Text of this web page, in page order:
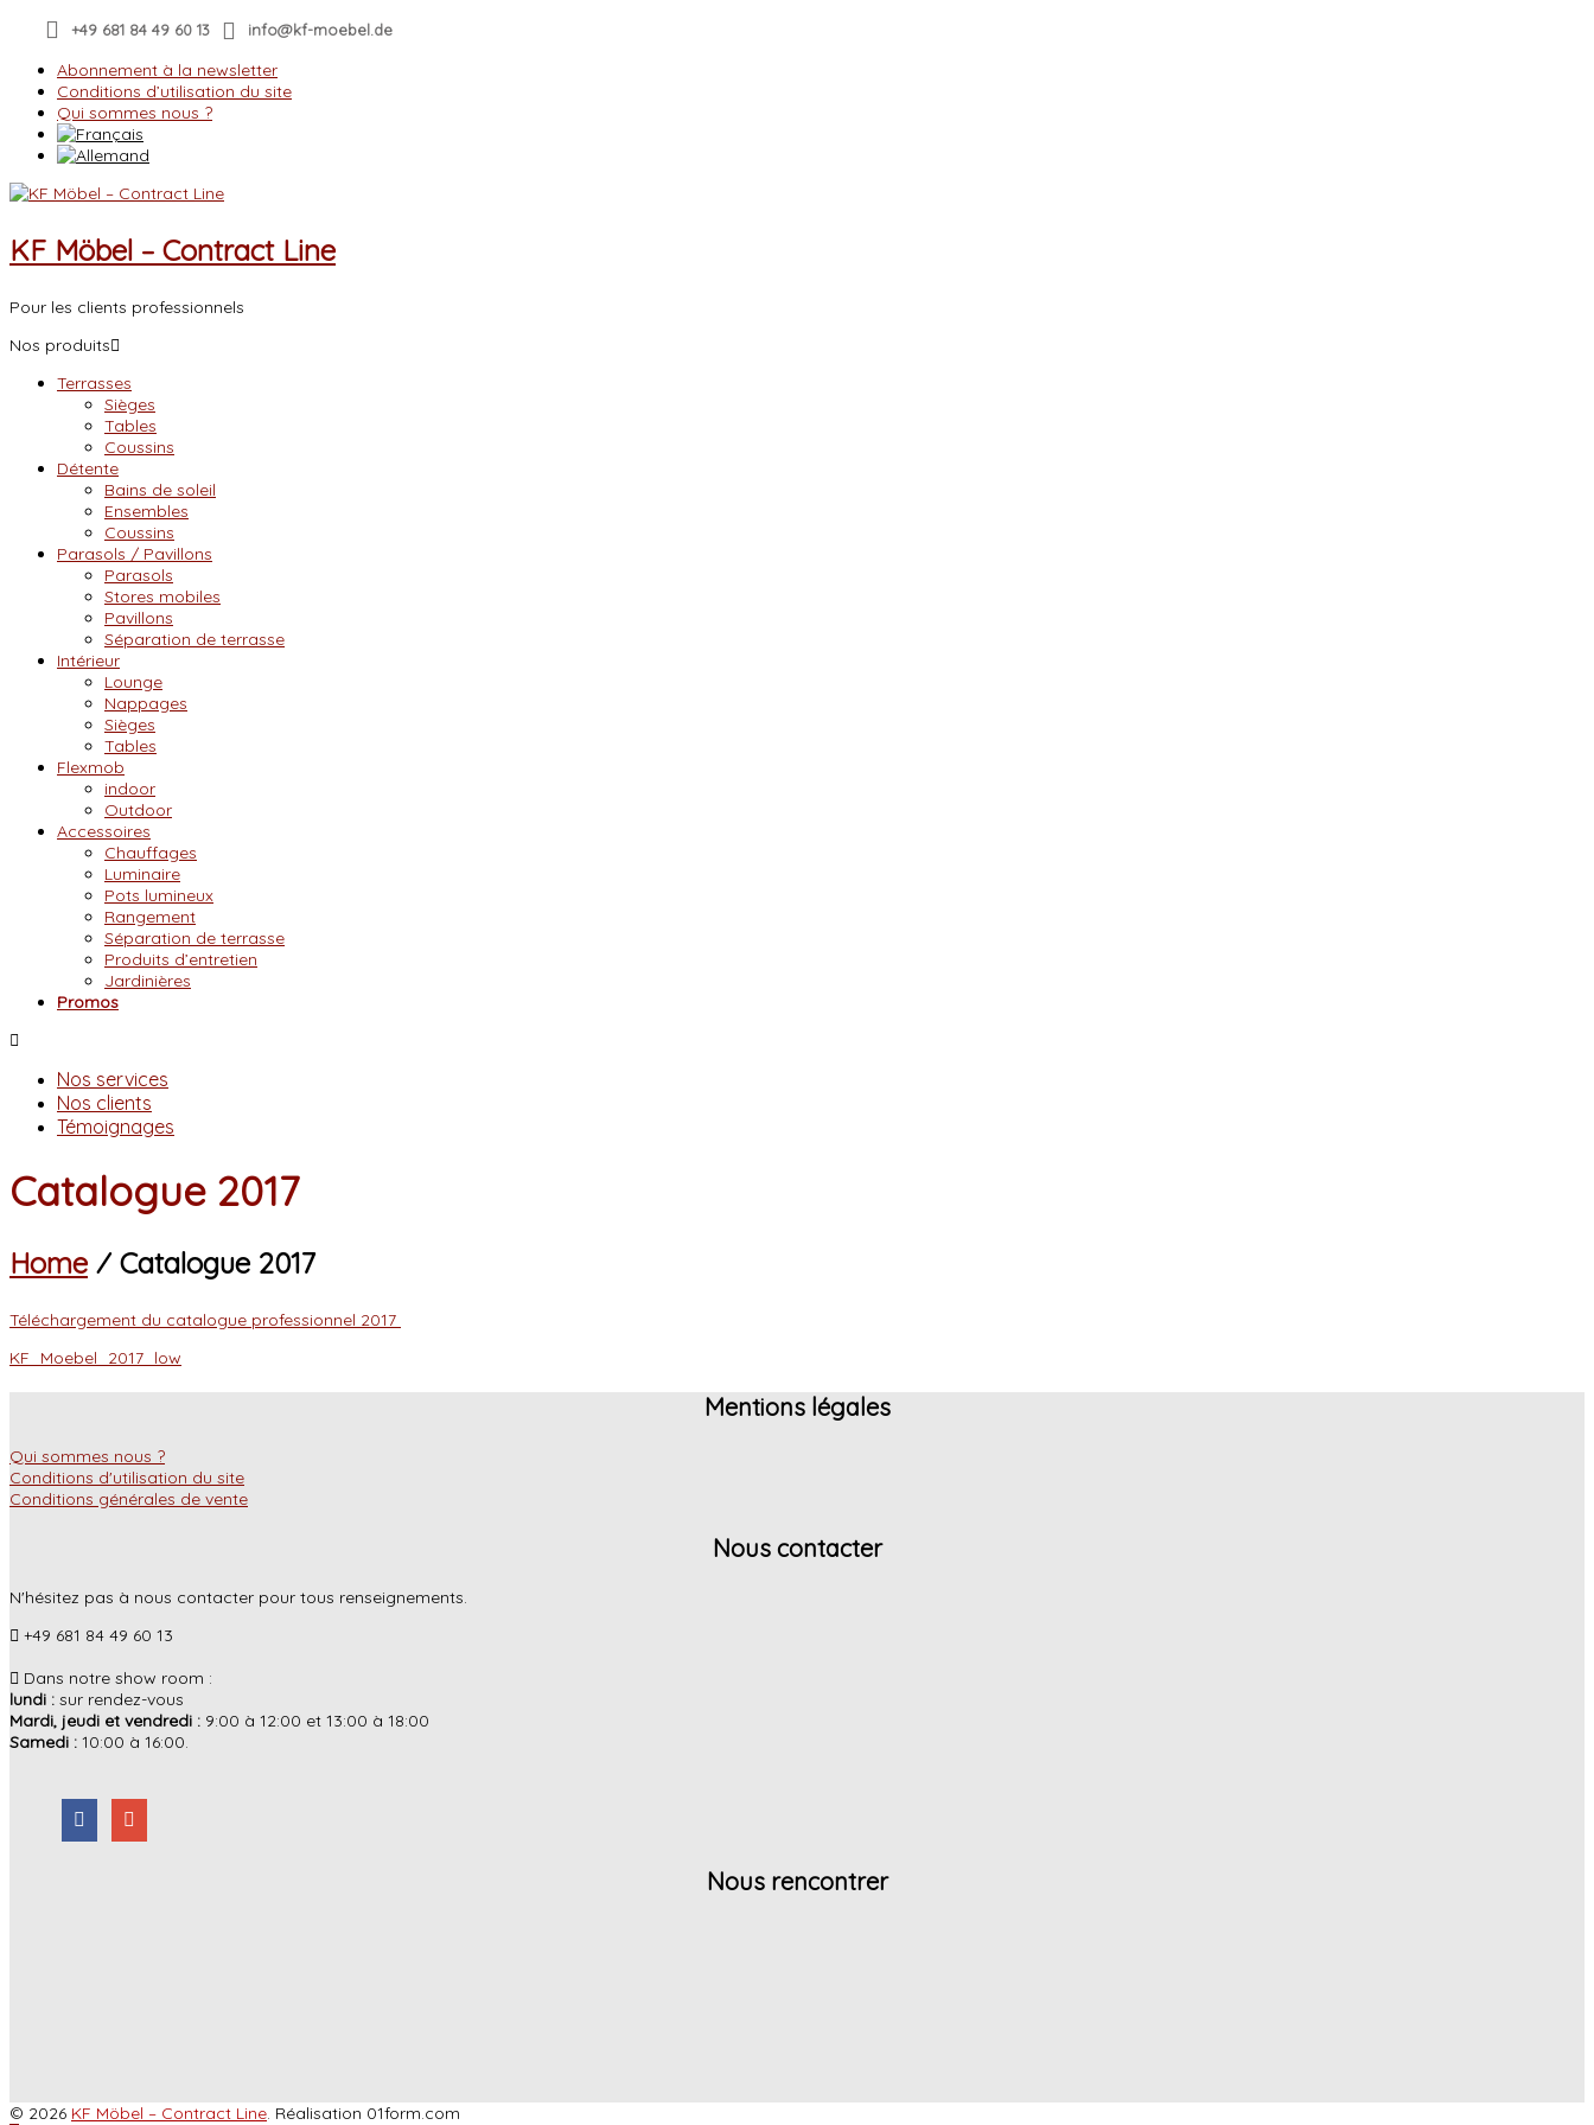
content
+49 681 84 49 60 13 info@kf-moebel.de
Abonnement à la newsletter
Conditions d’utilisation du site
Qui sommes nous ?
KF Möbel – Contract Line
Pour les clients professionnels
Nos produits
Terrasses
Sièges
Tables
Coussins
Détente
Bains de soleil
Ensembles
Coussins
Parasols / Pavillons
Parasols
Stores mobiles
Pavillons
Séparation de terrasse
Intérieur
Lounge
Nappages
Sièges
Tables
Flexmob
indoor
Outdoor
Accessoires
Chauffages
Luminaire
Pots lumineux
Rangement
Séparation de terrasse
Produits d’entretien
Jardinières
Promos
Nos services
Nos clients
Témoignages
Catalogue 2017
Home ⁄ Catalogue 2017
Téléchargement du catalogue professionnel 2017
KF_Moebel_2017_low
Mentions légales
Qui sommes nous ?
Conditions d'utilisation du site
Conditions générales de vente
Nous contacter
N'hésitez pas à nous contacter pour tous renseignements.
+49 681 84 49 60 13
Dans notre show room :
lundi : sur rendez-vous
Mardi, jeudi et vendredi : 9:00 à 12:00 et 13:00 à 18:00
Samedi : 10:00 à 16:00.
Nous rencontrer
© 2026 KF Möbel – Contract Line. Réalisation 01form.com